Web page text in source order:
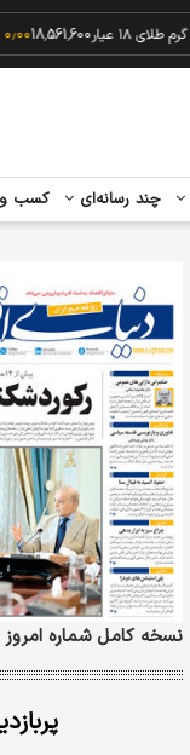
گرم طلای ۱۸ عیار
چند رسانه‌ای کسب و
نسخه کامل شماره امروز